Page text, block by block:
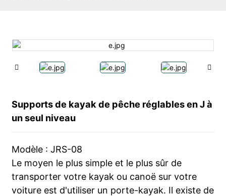
Supports de kayak de pêche réglables en J à
un seul niveau
Modèle : JRS-08
Le moyen le plus simple et le plus sûr de
transporter votre kayak ou canoë sur votre
voiture est d'utiliser un porte-kayak. Il existe de